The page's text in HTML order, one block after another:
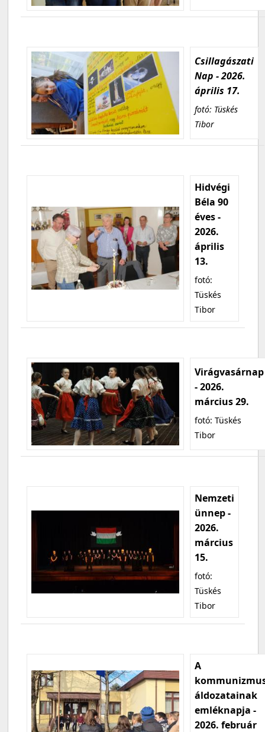
Csillagászati
Nap - 2026.
április 17.
fotó: Tüskés
Tibor
Hidvégi
Béla 90
éves -
2026.
április
13.
fotó:
Tüskés
Tibor
Virágvasárnap
- 2026.
március 29.
fotó: Tüskés
Tibor
Nemzeti
ünnep -
2026.
március
15.
fotó:
Tüskés
Tibor
A
áldozatainak
emléknapja -
2026. február